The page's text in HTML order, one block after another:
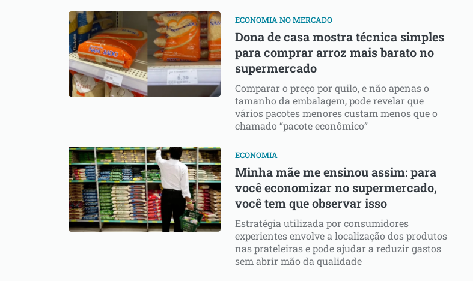
ECONOMIA NO MERCADO
Dona de casa mostra técnica simples
para comprar arroz mais barato no
supermercado
Comparar o preço por quilo, e não apenas o
tamanho da embalagem, pode revelar que
vários pacotes menores custam menos que o
chamado “pacote econômico”
ECONOMIA
Minha mãe me ensinou assim: para
você economizar no supermercado,
você tem que observar isso
Estratégia utilizada por consumidores
experientes envolve a localização dos produtos
nas prateleiras e pode ajudar a reduzir gastos
sem abrir mão da qualidade